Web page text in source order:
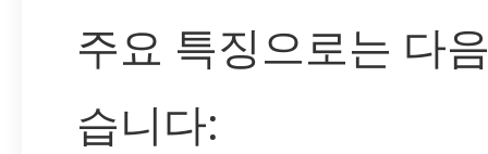
주요 특징으로는 다
습니다: